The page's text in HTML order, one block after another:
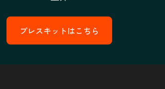
プレスキットはこちら